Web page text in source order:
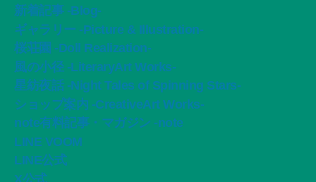
新着記事 -Blog-
ギャラリー -Picture & Illustration-
桜荘園 -Doll Realization-
風の小径 -LiteraryArt Works-
星紡夜話 -Night Tales of Spinning Stars-
ショップ案内 -CreativeArt Works-
note有料記事・マガジン -note
LINE VOOM
LINE公式
X公式